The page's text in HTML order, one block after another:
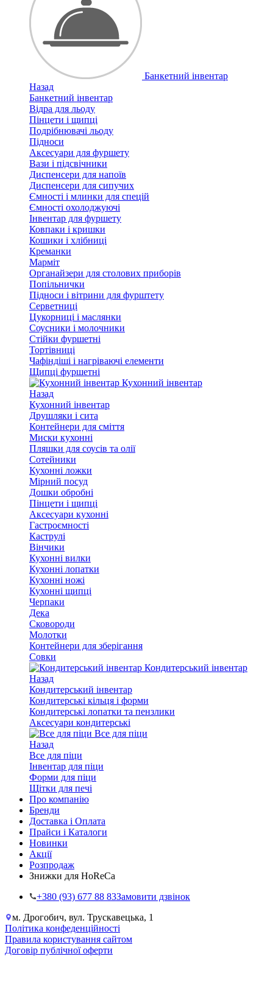
Банкетний інвентар
Назад
Банкетний інвентар
Відра для льоду
Пінцети і щипці
Подрібнювачі льоду
Підноси
Аксесуари для фуршету
Вази і підсвічники
Диспенсери для напоїв
Диспенсери для сипучих
Ємності і млинки для спецій
Ємності охолоджуючі
Інвентар для фуршету
Ковпаки і кришки
Кошики і хлібниці
Креманки
Марміт
Органайзери для столових приборів
Попільнички
Підноси і вітрини для фурштету
Серветниці
Цукорниці і маслянки
Соусники і молочники
Стійки фуршетні
Тортівниці
Чафіндіші і нагріваючі елементи
Щипці фуршетні
Кухонний інвентар
Назад
Кухонний інвентар
Друшляки і сита
Контейнери для сміття
Миски кухонні
Пляшки для соусів та олії
Сотейники
Кухонні ложки
Мірний посуд
Дошки обробні
Пінцети і щипці
Аксесуари кухонні
Гастроємності
Каструлі
Вінчики
Кухонні вилки
Кухонні лопатки
Кухонні ножі
Кухонні щипці
Черпаки
Дека
Сковороди
Молотки
Контейнери для зберігання
Совки
Кондитерський інвентар
Назад
Кондитерський інвентар
Кондитерські кільця і форми
Кондитерські лопатки та пензлики
Аксесуари кондитерські
Все для піци
Назад
Все для піци
Інвентар для піци
Форми для піци
Щітки для печі
Про компанію
Бренди
Доставка і Оплата
Прайси і Каталоги
Новинки
Акції
Розпродаж
Знижки для HoReCa
+38‎0 (93) 677 88 83Замовити дзвінок
м. Дрогобич, вул. Трускавецька, 1
Політика конфеденційності
Правила користування сайтом
Договір публічної оферти